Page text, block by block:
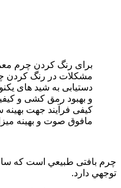
برای رنگ كردن چرم
مشكلات در رنگ كردن
دستيابی به شيد های
كيفی فرآيند جهت
مافوق صوت و بهينه
چرم بافتی طبيعي است كه
توجهي دارد.